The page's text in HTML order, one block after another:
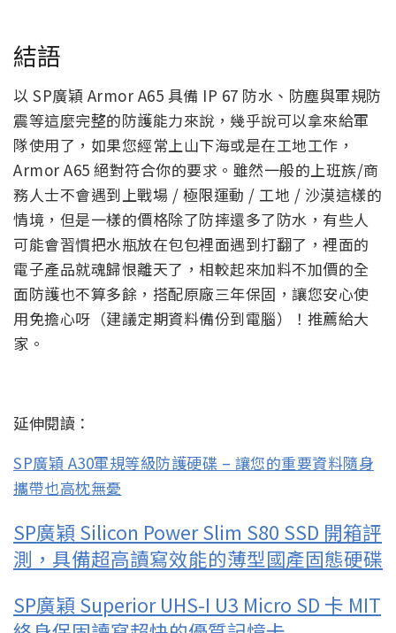
結語
以 SP廣穎 Armor A65 具備 IP 67 防水、防塵與軍規防
震等這麼完整的防護能力來說，幾乎說可以拿來給軍
隊使用了，如果您經常上山下海或是在工地工作，
Armor A65 絕對符合你的要求。雖然一般的上班族/商
務人士不會遇到上戰場 / 極限運動 / 工地 / 沙漠這樣的
情境，但是一樣的價格除了防摔還多了防水，有些人
可能會習慣把水瓶放在包包裡面遇到打翻了，裡面的
電子產品就魂歸恨離天了，相較起來加料不加價的全
面防護也不算多餘，搭配原廠三年保固，讓您安心使
用免擔心呀（建議定期資料備份到電腦）！推薦給大
家。
延伸閱讀：
SP廣穎 A30軍規等級防護硬碟 – 讓您的重要資料隨身
攜帶也高枕無憂
SP廣穎 Silicon Power Slim S80 SSD 開箱評
測，具備超高讀寫效能的薄型國產固態硬碟
SP廣穎 Superior UHS-I U3 Micro SD 卡 MIT